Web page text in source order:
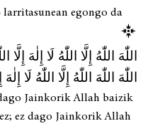
larritasunean egongo da
اللّٰهَ اللّٰهُ إِلَّا اللّٰهُ لَا إِلٰهَ إِلَّا
اللّٰهَ اللّٰهَ اللّٰهُ إِلَّا اللّٰهُ لَا إِلٰهَ
Jainkorik Allah baizik
ez dago Jainkorik Allah